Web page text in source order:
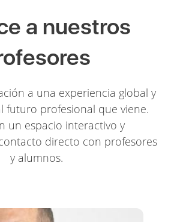
a nuestros
a una experiencia global y
futuro profesional que viene.
un espacio interactivo y
directo con profesores
y alumnos.